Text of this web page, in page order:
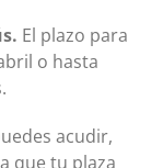
El plazo para
o hasta
acudir,
que tu plaza